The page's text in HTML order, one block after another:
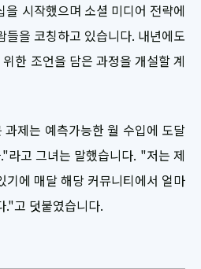
시작했으며 소셜 미디어 전략에
들을 코칭하고 있습니다. 내년에도
한 조언을 담은 과정을 개설할 계
제는 예측가능한 월 수입에 도달
라고 그녀는 말했습니다. "저는 제
기에 매달 해당 커뮤니티에서 얼마
."고 덧붙였습니다.